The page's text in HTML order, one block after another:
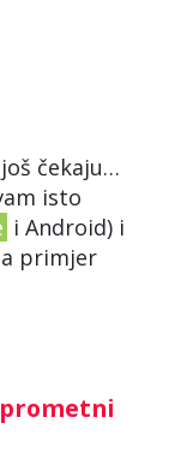
čekaju…
isto
i Android) i
primjer